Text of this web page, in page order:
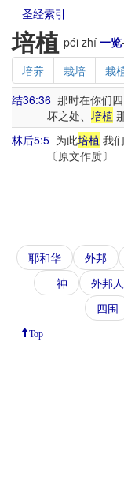
圣经索引
培植 péi zhí 一览-
培养
栽培 栽
结36:36 那时在你们
坏之处、 培植
林后5:5 为此培植 我
〔原文作质〕
耶和华 外邦
神
外邦人
四围
Top